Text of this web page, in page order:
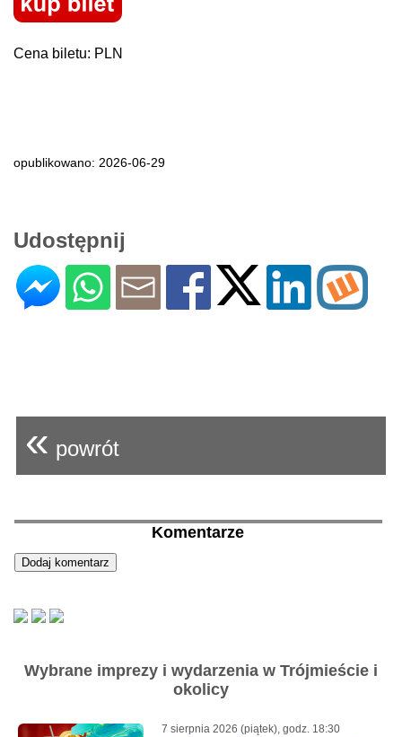
Cena biletu: PLN
opublikowano: 2026-06-29
Udostępnij
« powrót
Komentarze
Wybrane imprezy i wydarzenia w Trójmieście i
okolicy
7 sierpnia 2026 (piątek), godz. 18:30